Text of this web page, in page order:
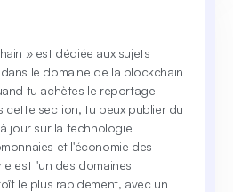
» est dédiée aux sujets
le domaine de la blockchain
tu achètes le reportage
cette section, tu peux publier du
jour sur la technologie
et l'économie des
est l'un des domaines
le plus rapidement, avec un